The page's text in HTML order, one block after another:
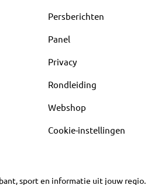
Persberichten
Panel
Privacy
Rondleiding
Webshop
Cookie-instellingen
sport en informatie uit jouw regio.